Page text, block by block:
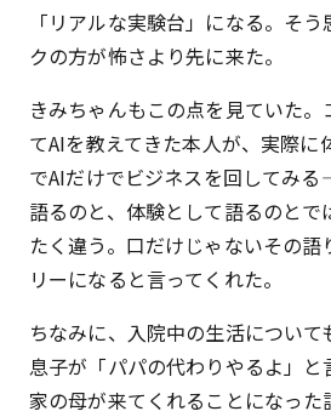
「リアルな実験台」になる。そ
クの方が怖さより先に来た。
きみちゃんもこの点を見ていた
てAIを教えてきた本人が、実際に
でAIだけでビジネスを回してみ
語るのと、体験として語るのとで
たく違う。口だけじゃないその語
リーになると言ってくれた。
ちなみに、入院中の生活につい
息子が「パパの代わりやるよ」と
家の母が来てくれることになった